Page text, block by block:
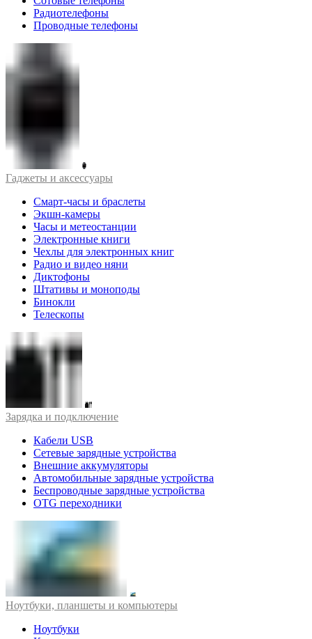
Радиотелефоны
Проводные телефоны
Гаджеты и аксессуары
Смарт-часы и браслеты
Экшн-камеры
Часы и метеостанции
Электронные книги
Чехлы для электронных книг
Радио и видео няни
Диктофоны
Штативы и моноподы
Бинокли
Телескопы
Зарядка и подключение
Кабели USB
Сетевые зарядные устройства
Внешние аккумуляторы
Автомобильные зарядные устройства
Беспроводные зарядные устройства
OTG переходники
Ноутбуки, планшеты и компьютеры
Ноутбуки